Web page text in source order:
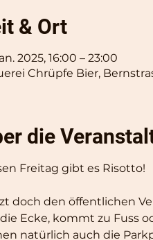
& Ort
2025, 16:00 – 23:00
Chrüpfe Bier,
die
Freitag gibt es Risotto!
doch den öffentlichen
Ecke, kommt zu Fuss
natürlich auch die